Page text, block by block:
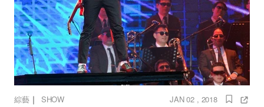
綜藝｜ SHOW JAN 02 , 2018